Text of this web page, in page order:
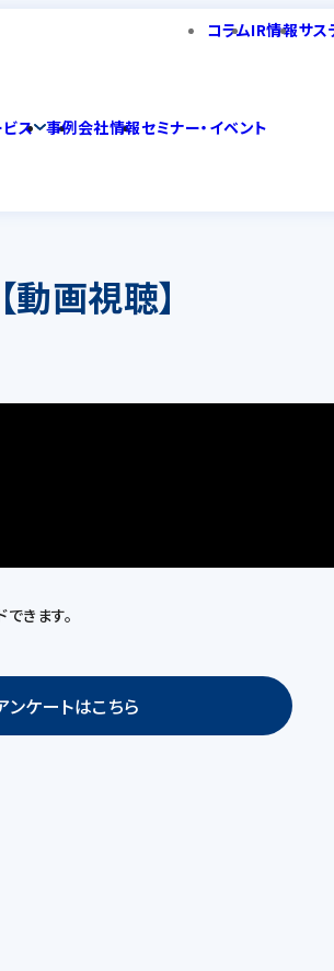
コラムIR情報サス
ス 事例会社情報セミナー・イベント
画視聴】
きます。
ンケートはこちら